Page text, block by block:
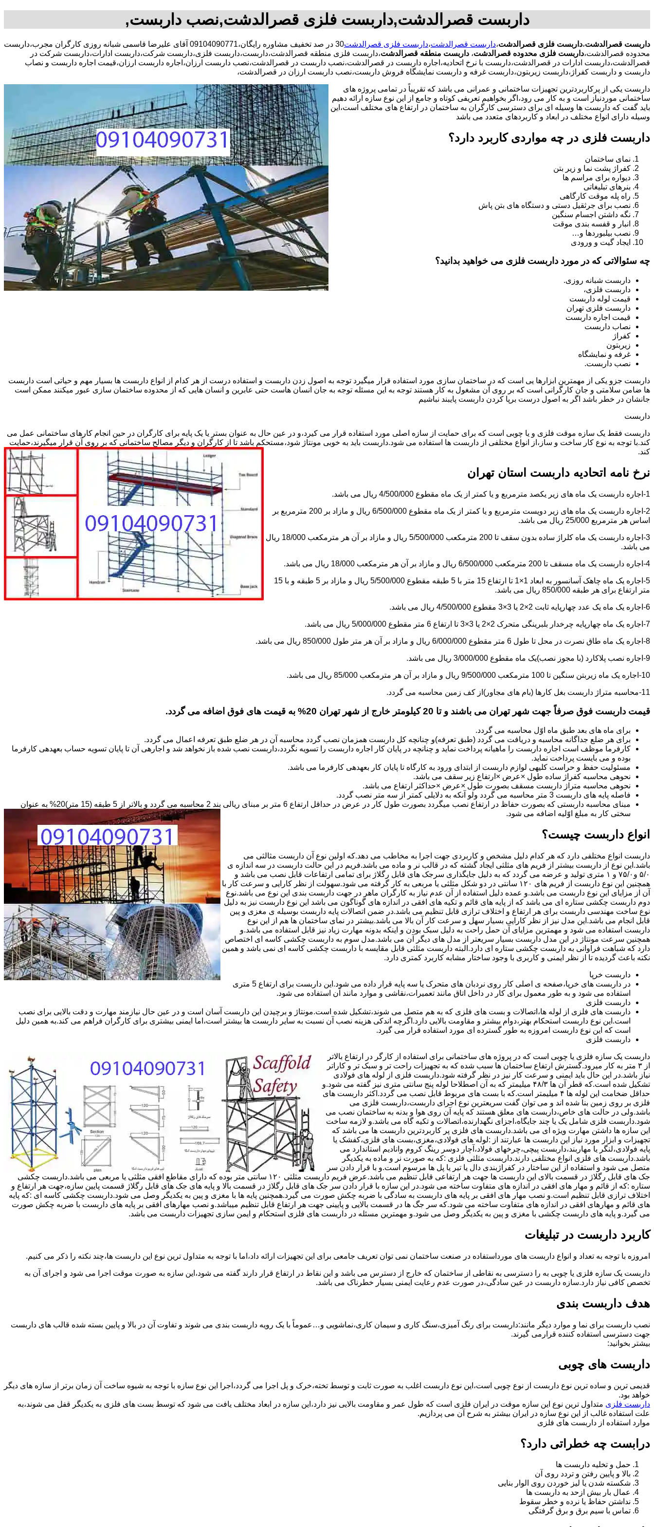
داربست قصرالدشت,داربست فلزی قصرالدشت,نصب داربست,
داربست قصرالدشت،داربست فلزی قصرالدشت،داربست قصرالدشت،داربست فلزی قصرالدشت
30 در صد تخفیف مشاوره رایگان،09104090771 آقای علیرضا قاسمی شبانه روزی کارگران مجرب،داربست
محدوده قصرالدشت،داربست فلزی محدوده قصرالدشت، داربست منطقه قصرالدشت،داربست فلزی منطقه قصرالدشت،داربست،داربست فلزی،داربست شرکت،داربست ادارات،داربست شرکت در
قصرالدشت،داربست ادارات در قصرالدشت،داربست با نرخ اتحادیه،اجاره داربست در قصرالدشت،نصب داربست در قصرالدشت،نصب داربست ارزان،اجاره داربست ارزان،قیمت اجاره داربست و نصاب
داربست و داربست کفراژ،داربست زیربتون،داربست غرفه و داربست نمایشگاه فروش داربست،نصب داربست ارزان در قصرالدشت،
داربست یکی از پرکاربردترین تجهیزات ساختمانی و عمرانی می باشد که تقریباً در تمامی پروژه های
ساختمانی موردنیاز است و به کار می رود،اگر بخواهیم تعریفی کوتاه و جامع از این نوع سازه ارائه دهیم
باید گفت که داربست ها وسیله ای برای دسترسی کارگران به ساختمان در ارتفاع های مختلف است،این
وسیله دارای انواع مختلف در ابعاد و کاربردهای متعدد می باشد
داربست فلزی در چه مواردی کاربرد دارد؟
نمای ساختمان
کفراژ پشت نما و زیر بتن
دیواره برای مراسم ها
بنرهای تبلیغاتی
راه پله موقت کارگاهی
نصب برای جرثقیل دستی و دستگاه های بتن پاش
نگه داشتن اجسام سنگین
انبار و قفسه بندی موقت
نصب بیلبوردها و…
ایجاد گیت و ورودی
چه سئوالاتی که در مورد داربست فلزی می خواهید بدانید؟
داربست شبانه روزی.
داربست فلزی،
قیمت لوله داربست
داربست فلزی تهران
قیمت اجاره داربست
نصاب داربست
کفراژ
زیربتون
غرفه و نمایشگاه
نصب داربست.
داربست جزو یکی از مهمترین ابزارها یی است که در ساختمان سازی مورد استفاده قرار میگیرد توجه به اصول زدن داربست و استفاده درست از هر کدام از انواع داربست ها بسیار مهم و حیاتی است داربست
ها ضامن سلامتی و جان کارگرانی است که بر روی آن مشغول به کار هستند توجه به این مسئله توجه به جان انسان هاست حتی عابرین و انسان هایی که از محدوده ساختمان سازی عبور میکنند ممکن است
جانشان در خطر باشد اگر به اصول درست برپا کردن داربست پایبند نباشیم
داربست
داربست فقط یک سازه موقت فلزی و یا چوبی است که برای حمایت از سازه اصلی مورد استفاده قرار می کیرد،و در عین حال به عنوان بستر یا یک پایه برای کارگران در حین انجام کارهای ساختمانی عمل می
کند.با توجه به نوع کار ساخت و ساز،از انواع مختلفی از داربست ها استفاده می شود.داربست باید به خوبی مونتاژ شود،مستحکم باشد تا از کارگران و دیگر مصالح ساختمانی که بر روی آن قرار میگیرند،حمایت
کند.
نرخ نامه اتحادیه داربست استان تهران
1-اجاره داربست یک ماه های زیر یکصد مترمربع و یا کمتر از یک ماه مقطوع 4/500/000 ریال می باشد.
2-اجاره داربست یک ماه های زیر دویست مترمربع و یا کمتر از یک ماه مقطوع 6/500/000 ریال و مازاد بر 200 مترمربع بر
اساس هر مترمربع 25/000 ریال می باشد.
3-اجاره داربست یک ماه کلراژ ساده بدون سقف تا 200 مترمکعب 5/500/000 ریال و مازاد بر آن هر مترمکعب 18/000 ریال
می باشد.
4-اجاره داربست یک ماه مسقف تا 200 مترمکعب 6/500/000 ریال و مازاد بر آن هر مترمکعب 18/000 ریال می باشد.
5-اجاره یک ماه چاهک آسانسور به ابعاد 1×1 تا ارتفاع 15 متر با 5 طبقه مقطوع 5/500/000 ریال و مازاد بر 5 طبقه و با 15
متر ارتفاع برای هر طبقه 850/000 ریال می باشد.
6-اجاره یک ماه یک عدد چهارپایه ثابت 2×2 یا 3×3 مقطوع 4/500/000 ریال می باشد.
7-اجاره یک ماه چهارپایه چرخدار بلبرینگی متحرک 2×2 یا 3×3 تا ارتفاع 6 متر مقطوع 5/000/000 ریال می باشد.
8-اجاره یک ماه طاق نصرت در محل تا طول 6 متر مقطوع 6/000/000 ریال و مازاد بر آن هر متر طول 850/000 ریال می باشد.
9-اجاره نصب پلاکارد (با مجوز نصب)یک ماه مقطوع 3/000/000 ریال می باشد.
10-اجاره یک ماه زیربتن سنگین تا 100 مترمکعب 9/500/000 ریال و مازاد بر آن هر مترمکعب 85/000 ریال می باشد.
11-محاسبه متراژ داربست بغل کارها (بام های مجاور)از کف زمین محاسبه می گردد.
قیمت داربست فوق صرفاً جهت شهر تهران می باشند و تا 20 کیلومتر خارج از شهر تهران 20% به قیمت های فوق اضافه می گردد.
برای ماه های بعد طبق ماه اوّل محاسبه می گردد.
برای هر ضلع جداگانه محاسبه و دریافت می گردد (طبق تعرفه)و چنانچه کل داربست همزمان نصب گردد محاسبه آن در هر ضلع طبق تعرفه اعمال می گردد.
کارفرما موظف است اجاره داربست را ماهیانه پرداخت نماید و چنانچه در پایان کار اجاره داربست را تسویه نگردد،داربست نصب شده باز نخواهد شد و اجاره­ی آن تا پایان تسویه حساب بعهده­ی کارفرما
بوده و می بایست پرداخت نماید.
مسئولیت حفظ و حراست کلیه­ی لوازم داربست از ابتدای ورود به کارگاه تا پایان کار بعهده­ی کارفرما می باشد.
نحوه­ی محاسبه کفراژ ساده طول ×عرض ×ارتفاع زیر سقف می باشد.
نحوه­ی محاسبه متراژ داربست مسقف بصورت طول ×عرض ×حداکثر ارتفاع می باشد.
فاصله پایه های داربست 3 متر محاسبه می گردد ولو آنکه به دلایلی کمتر از سه متر نصب گردد.
مبنای محاسبه داربستی که بصورت حفاظ در ارتفاع نصب می­گردد بصورت طول کار در عرض در حداقل ارتفاع 6 متر بر مبنای ریالی بند 2 محاسبه می گردد و بالاتر از 5 طبقه (15 متر)20% به عنوان
سختی کار به مبلغ اوّلیه اضافه می شود.
انواع داربست چیست؟
داربست انواع مختلفی دارد که هر کدام دلیل مشخص و کاربردی جهت اجرا به مخاطب می دهد.که اولین نوع آن داربست مثالثی می
باشد.این نوع از داربست بیشتر از فریم های مثلثی ایجاد گشته که در قالب نر و ماده می باشد.فریم در این حالت داربست در سه اندازه ی
۵/۰ و۷۵/۰ و ۱ متری تولید و عرضه می گردد که به دلیل جایگذاری سرجک های قابل رگلاژ برای تمامی ارتفاعات قابل نصب می باشد و
همچنین این نوع داربست از فریم های ۱۲۰ سانتی در دو شکل مثلثی یا مربعی به کار گرفته می شود.سهولت از نظر کارایی و سرعت کار با
آن از مزایای این نوع داربست می باشد.و عمده دلیل استفاده از آن عدم نیاز به کارگران ماهر در جهت داربست بندی این نوع می باشد.نوع
دوم داربست چکشی ستاره ای می باشد که از پایه های قائم و تکیه های افقی در اندازه های گوناگون می باشد این نوع داربست نیز به دلیل
نوع ساخت مهندسی داربست برای هر ارتفاع و اختلاف ترازی قابل تنظیم می باشد.در ضمن اتصالات پایه داربست بوسیله ی مغزی و پین
قابل انجام می باشد.این مدل نیز از نظر کارایی بسیار سهل و سرعت کار آن بالا می باشد.بیشتر در نمای ساختمان ها هم از این نوع
داربست استفاده می شود و مهمترین مزایای آن حمل راحت به دلیل سبک بودن و اینکه بدونه مهارت زیاد نیز قابل استفاده می باشد.و
همچنین سرعت مونتاژ در این مدل داربست بسیار سریعتر از مدل های دیگر آن می باشد.مدل سوم به داربست چکشی کاسه ای اختصاص
دارد که شباهت فراوانی به داربست چکشی ستاره ای دارد.البته داربست مثلثی قابل مقایسه با داربست چکشی کاسه ای نمی باشد و همین
نکته باعث گردیده تا از نظر ایمنی و کاربری با وجود ساختار مشابه کاربرد کمتری دارد.
داربست خرپا
در داربست های خرپا،صفحه ی اصلی کار روی نردبان های متحرک یا سه پایه قرار داده می شود.این داربست برای ارتفاع 5 متری
استفاده می شود و به طور معمول برای کار در داخل اتاق مانند تعمیرات،نقاشی و موارد مانند آن استفاده می شود.
داربست فلزی
داربست های فلزی از لوله ها،اتصالات و بست های فلزی که به هم متصل می شوند،تشکیل شده است.مونتاژ و برچیدن این داربست آسان است و در عین حال نیازمند مهارت و دقت بالایی برای نصب
است.این نوع داربست استحکام بهتر،دوام بیشتر و مقاومت بالایی دارد.اگرچه اندکی هزینه نصب آن نسبت به سایر داربست ها بیشتر است،اما ایمنی بیشتری برای کارگران فراهم می کند.به همین دلیل
است که این نوع داربست امروزه به طور گسترده ای مورد استفاده قرار می گیرد.
داربست فلزی
داربست یک سازه فلزی یا چوبی است که در پروژه های ساختمانی برای استفاده از کارگر در ارتفاع بالاتر
از ۳ متر به کار میرود.گسترش ارتفاع ساختمان ها سبب شده که به تجهیزات راحت تر و سبک تر و کاراتر
نیاز باشد.در این حال باید ایمنی و سرعت کار نیز در نظر گرفته شود.داربست فلزی از لوله های فولادی
تشکیل شده است.که قطر آن ها ۴۸/۳ میلیمتر که به آن اصطلاحا لوله پنج سانتی متری نیز گفته می شود.و
حداقل ضخامت این لوله ها ۴ میلیمتر است.که با بست های مربوط قابل نصب می گردد.اکثر داربست های
فلزی بر روی زمین بنا شده اند و می توان گفت سریعترین نوع اجرای داربست،داربست فلزی می
باشد.ولی در حالت های خاص،داربست های معلق هستند که پایه آن روی هوا و بدنه به ساختمان نصب می
شود.داربست فلزی شامل یک یا چند جایگاه،اجزای نگهدارنده،اتصالات و تکیه گاه می باشد.و لازمه ساخت
این سازه ها داشتن مهارت ویژه ای می باشد.داربست های فلزی پر کاربردترین داربست ها می باشد که
تجهیزات و ابزار مورد نیاز این داربست ها عبارتند از :لوله های فولادی،مغزی،بست های فلزی،کفشک یا
پایه فولادی،لنگر یا مهاربند،داربست پیچی،چرخهای فولاد،آچار دوسر رینگ کروم وانادیم استاندارد می
باشد.داربست های فلزی انواع مختلفی دارند.داربست مثلثی فلزی :که به صورت نر و ماده به یکدیگر
متصل می شود و استفاده از این ساختار در کفراژبندی دال یا تیر یا پل ها مرسوم است.و با قرار دادن سر
جک های قابل رگلاژ در قسمت بالای این داربست ها جهت هر ارتفاعی قابل تنظیم می باشد.عرض فریم داربست مثلثی ۱۲۰ سانتی متر بوده که دارای مقاطع افقی مثلثی یا مربعی می باشد.داربست چکشی
ستاره :که از قائم و مهار های افقی در اندازه های متفاوت ساخته می شود.در این سازه با قرار دادن سر جک های قابل رگلاژ در قسمت بالا و پایه های جک های قابل رگلاژ قسمت پایین سازه،جهت هر ارتفاع و
اختلاف ترازی قابل تنظیم است.و نصب مهار های افقی بر پایه های داربست به سادگی با ضربه چکش صورت می گیرد.همچنین پایه ها با مغزی و پین به یکدیگر وصل می شود.داربست چکشی کاسه ای :که پایه
های قائم و مهارهای افقی در اندازه های متفاوت ساخته می شود.که سر جگ ها در قسمت بالایی و پایینی جهت هر ارتفاع قابل تنظیم میباشد.و نصب مهارهای افقی بر پایه های داربست با ضربه چکش صورت
می گیرد.و پایه های داربست چکشی با مغزی و پین به یکدیگر وصل می شود.و مهمترین مسئله در داربست های فلزی استحکام و ایمن سازی تجهیزات داربست می باشد.
کاربرد داربست در تبلیغات
امروزه با توجه به تعداد و انواع داربست های مورداستفاده در صنعت ساختمان نمی توان تعریف جامعی برای این تجهیزات ارائه داد،اما با توجه به متداول ترین نوع این داربست ها،چند نکته را ذکر می کنیم.
داربست یک سازه فلزی یا چوبی به را دسترسی به نقاطی از ساختمان که خارج از دسترس می باشد و این نقاط در ارتفاع قرار دارند گفته می شود،این سازه به صورت موقت اجرا می شود و اجرای آن به
تخصص کافی نیاز دارد.سازه داربست در عین سادگی،در صورت عدم رعایت ایمنی بسیار خطرناک می باشد.
هدف داربست بندی
نصب داربست برای نما و موارد دیگر مانند:داربست برای رنگ آمیزی،سنگ کاری و سیمان کاری،نماشویی و…عموماً با یک رویه داربست بندی می شوند و تفاوت آن در بالا و پایین بسته شده قالب های داربست
جهت دسترسی استفاده کننده قرارمی گیرند.
بیشتر بخوانید:
داربست های چوبی
قدیمی ترین و ساده ترین نوع داربست از نوع چوبی است،این نوع داربست اغلب به صورت ثابت و توسط تخته،خرک و پل اجرا می گردد،اجرا این نوع سازه با توجه به شیوه ساخت آن زمان برتر از سازه های دیگر
خواهد بود.
داربست فلزی متداول ترین نوع این سازه موقت در ایران فلزی است که طول عمر و مقاومت بالایی نیز دارد،این سازه در ابعاد مختلف یافت می شود که توسط بست های فلزی به یکدیگر قفل می شوند،به
علت استفاده غالب از این نوع سازه در ایران بیشتر به شرح آن می پردازیم.
موارد استفاده از داربست های فلزی
درابست چه خطراتی دارد؟
حمل و تخلیه داربست ها
بالا و پایین رفتن و تردد روی آن
شکسته شدن یا لیز خوردن روی الوار بنایی
عمال بار بیش ازحد به داربست ها
نداشتن حفاظ یا نرده و خطر سقوط
تماس با سیم برق و برق گرفتگی